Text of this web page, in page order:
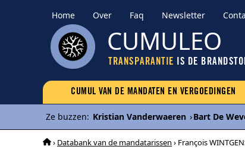
Home Over Faq Newsletter
CUMULEO
TRANSPARANTIE IS DE
CUMUL VAN DE MANDATEN EN VERGOEDINGEN
Ze buzzen: Kristian Vanderwaeren ›Bart De
› Databank van de mandatarissen › François